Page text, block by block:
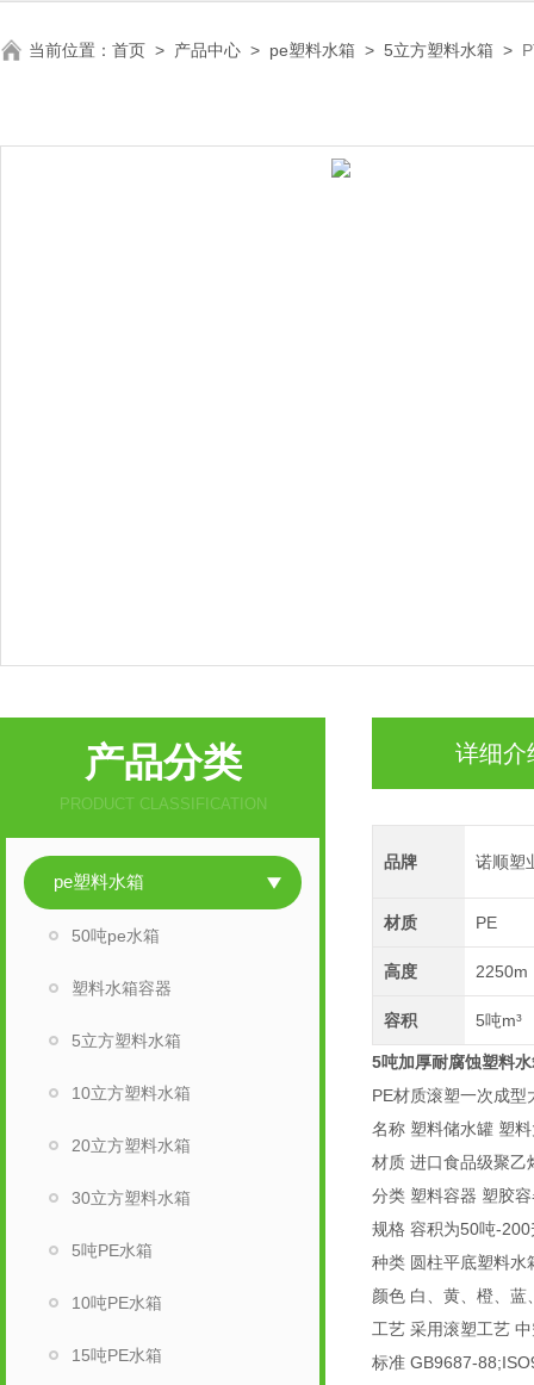
当前位置： 首页 > 产品中心 > pe塑料水箱 > 5立方塑料水箱 >
产品分类
PRODUCT CLASSIFICATION
pe塑料水箱
50吨pe水箱
塑料水箱容器
5立方塑料水箱
10立方塑料水箱
20立方塑料水箱
30立方塑料水箱
5吨PE水箱
10吨PE水箱
15吨PE水箱
详细介
品牌 诺顺塑
材质 PE
高度 2250m
容积 5吨m³
5吨加厚耐腐蚀塑料
PE材质滚塑一次成
名称 塑料储水罐 塑
材质 进口食品级聚乙
分类 塑料容器 塑胶
规格 容积为50吨-
种类 圆柱平底塑料水
颜色 白、黄、橙、
工艺 采用滚塑工艺
标准 GB9687-